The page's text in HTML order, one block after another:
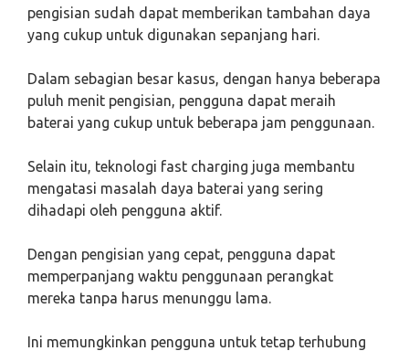
pengisian sudah dapat memberikan tambahan daya
yang cukup untuk digunakan sepanjang hari.
Dalam sebagian besar kasus, dengan hanya beberapa
puluh menit pengisian, pengguna dapat meraih
baterai yang cukup untuk beberapa jam penggunaan.
Selain itu, teknologi fast charging juga membantu
mengatasi masalah daya baterai yang sering
dihadapi oleh pengguna aktif.
Dengan pengisian yang cepat, pengguna dapat
memperpanjang waktu penggunaan perangkat
mereka tanpa harus menunggu lama.
Ini memungkinkan pengguna untuk tetap terhubung